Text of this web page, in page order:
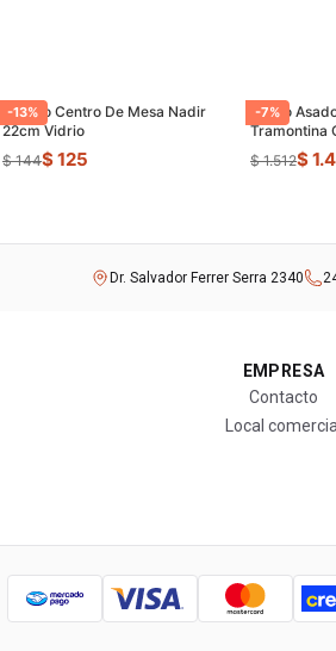
-13%
Florero Centro De Mesa Nadir
22cm Vidrio
$ 144$ 125
-7%
Juego
Tramontina
$ 1.512$
Dr. Salvador Ferrer Serra 2340
EMPRESA
Contacto
Local comercial